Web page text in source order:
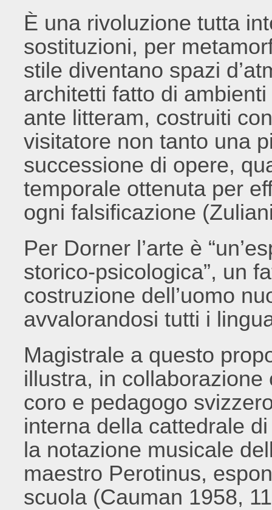
È una rivoluzione tutta
sostituzioni, per
stile diventano spazi
architetti fatto di
ante litteram, costruiti
visitatore non tanto una
successione di opere,
temporale ottenuta per
ogni falsificazione
Per Dorner l’arte è
storico-psicologica”, un
costruzione dell’uomo
avvalorandosi tutti i
Magistrale a questo
illustra, in
coro e pedagogo
interna della cattedrale
la notazione musicale
maestro Perotinus,
scuola (Cauman 1958,